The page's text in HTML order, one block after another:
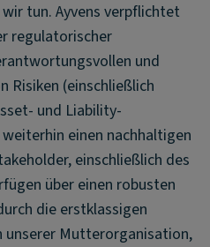
tun. Ayvens verpflichtet
regulatorischer
und
Risiken (einschließlich
und Liability-
einen nachhaltigen
einschließlich des
über einen robusten
die erstklassigen
unserer Mutterorganisation,